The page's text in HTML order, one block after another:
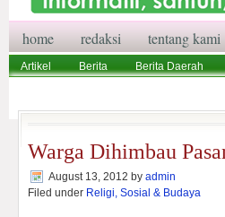
home redaksi tentang kami
Artikel Berita Berita Daerah
Warga Dihimbau
August 13, 2012 by admin
Filed under Religi, Sosial & Budaya